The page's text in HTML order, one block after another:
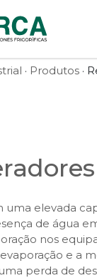
· Produtos ·
uma elevada
de água
nos
e a
perda de